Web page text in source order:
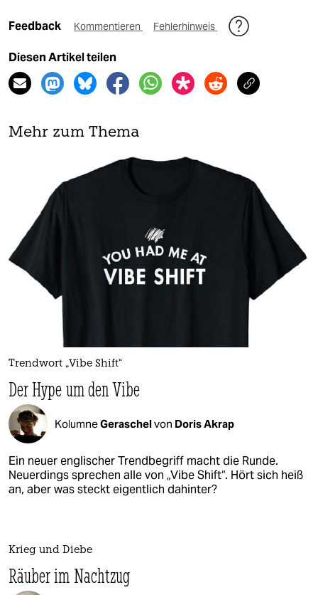
Feedback Kommentieren Fehlerhinweis
Diesen Artikel teilen
Mehr zum Thema
Trendwort „Vibe Shift“
Der Hype um den Vibe
KolumneGeraschelvon Doris Akrap
Ein neuer englischer Trendbegriff macht die Runde.
Neuerdings sprechen alle von „Vibe Shift“. Hört sich heiß
an, aber was steckt eigentlich dahinter?
Krieg und Diebe
Räuber im Nachtzug